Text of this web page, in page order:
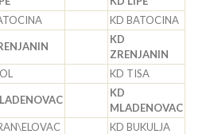
KD BATOCINA
KD
ZRENJANIN
KD TISA
KD
MLADENOVAC
KD BUKULJA